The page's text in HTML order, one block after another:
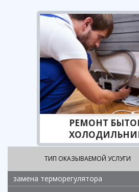
РЕМОНТ
ТИП ОКАЗЫВАЕМОЙ УСЛУГИ
замена терморегулятора